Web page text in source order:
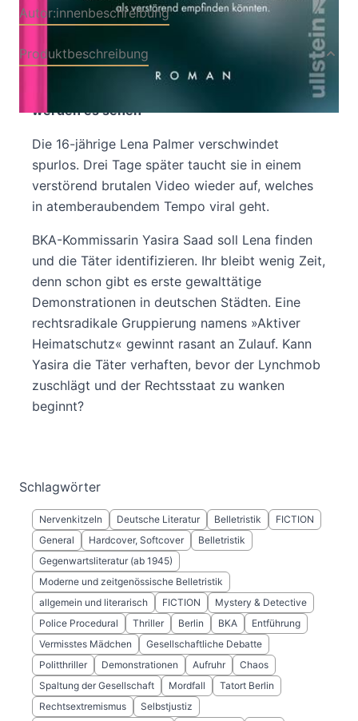
Autor:innenbeschreibung
Produktbeschreibung
werden es sehen
Die 16-jährige Lena Palmer verschwindet
spurlos. Drei Tage später taucht sie in einem
verstörend brutalen Video wieder auf, welches
in atemberaubendem Tempo viral geht.
BKA-Kommissarin Yasira Saad soll Lena finden
und die Täter identifizieren. Ihr bleibt wenig Zeit,
denn schon gibt es erste gewalttätige
Demonstrationen in deutschen Städten. Eine
rechtsradikale Gruppierung namens »Aktiver
Heimatschutz« gewinnt rasant an Zulauf. Kann
Yasira die Täter verhaften, bevor der Lynchmob
zuschlägt und der Rechtsstaat zu wanken
beginnt?
Schlagwörter
Nervenkitzeln Deutsche Literatur Belletristik
FICTION
General
Hardcover, Softcover
Belletristik
Gegenwartsliteratur (ab 1945)
Moderne und zeitgenössische Belletristik
allgemein und literarisch
FICTION
Mystery & Detective
Police Procedural
Thriller Berlin BKA
Entführung
Vermisstes Mädchen
Gesellschaftliche Debatte
Politthriller
Demonstrationen Aufruhr
Chaos
Spaltung der Gesellschaft
Mordfall
Tatort Berlin
Rechtsextremismus
Selbstjustiz